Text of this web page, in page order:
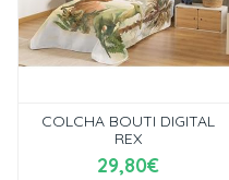
COLCHA BOUTI DIGITAL
REX
29,80€